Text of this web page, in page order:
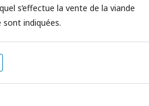
s’effectue la vente de la viande
sont indiquées.